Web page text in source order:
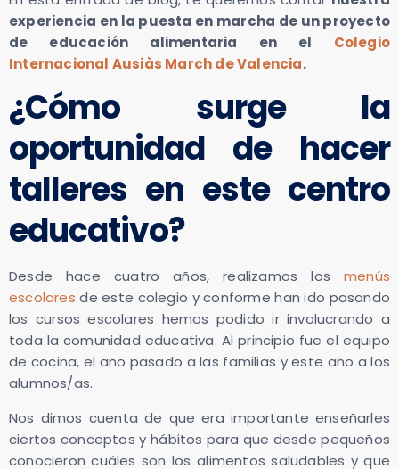
experiencia en la puesta en marcha de un proyecto
de educación alimentaria en el Colegio
Internacional Ausiàs March de Valencia.
¿Cómo surge la
oportunidad de hacer
talleres en este centro
educativo?
Desde hace cuatro años, realizamos los menús
escolares de este colegio y conforme han ido pasando
los cursos escolares hemos podido ir involucrando a
toda la comunidad educativa. Al principio fue el equipo
de cocina, el año pasado a las familias y este año a los
alumnos/as.
Nos dimos cuenta de que era importante enseñarles
ciertos conceptos y hábitos para que desde pequeños
conocieron cuáles son los alimentos saludables y que